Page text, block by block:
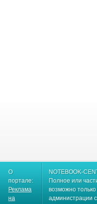
О
портале:
Реклама
на
NOTEBOOK-
Полное или
возможно
администрации